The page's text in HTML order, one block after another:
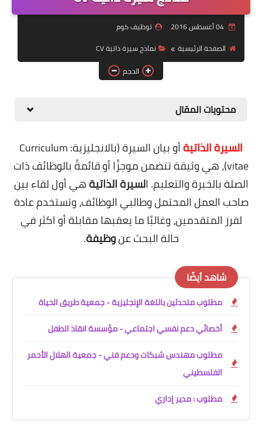
منوعات
نماذج سيرة ذاتية
04 أغسطس 2016
توظيف كوم
الصفحة الرئيسية
نماذج سيرة ذاتية CV
الحجم
محتويات المقال
السيرة الذاتية
أو بيان السيرة (بالانجليزية: Curriculum
vitae)، هي وثيقة تتضمن موجزًا أو قائمةً بالوظائف ذات
الصلة بالخبرة والتعليم. السيرة الذاتيةهي أول لقاء بين
صاحب العمل المحتمل وطالبي الوظائف، وتستخدم عادة
لفرز المتقدمين، وغالبًا ما يعقبها مقابلة أو اكثر في
حالة البحث عنوظيفة.
شاهد أيضًا
مطلوب متحدثين باللغة الإنجليزية - جمعية طريق الحياة
أخصائي دعم نفسي اجتماعي - مؤسسة انقاذ الطفل
مطلوب مهندس شبكات ودعم فني - جمعية الهلال الأحمر
الفلسطيني
مطلوب : مدير إداري